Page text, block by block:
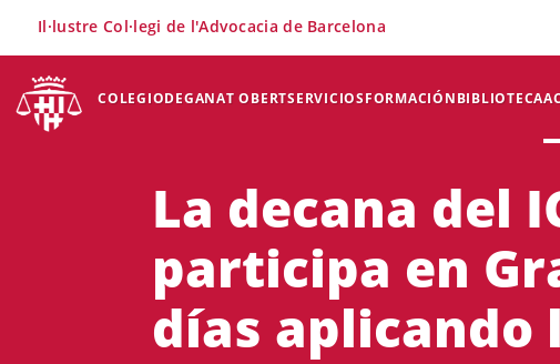
COLEGIODEGANAT OBERTSERVICIOSFORMACIÓNBIBLIOTECA
Il·lustre Col·legi de l'Advocacia de Barcelona
La decana del
participa en
días aplicando